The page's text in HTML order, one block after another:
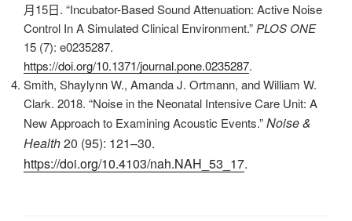
月15日. “Incubator-Based Sound Attenuation: Active Noise
Control In A Simulated Clinical Environment.”PLOS ONE
15 (7): e0235287.
https://doi.org/10.1371/journal.pone.0235287.
Smith, Shaylynn W., Amanda J. Ortmann, and William W.
Clark. 2018. “Noise in the Neonatal Intensive Care Unit: A
New Approach to Examining Acoustic Events.”Noise &
Health20 (95): 121–30.
https://doi.org/10.4103/nah.NAH_53_17.